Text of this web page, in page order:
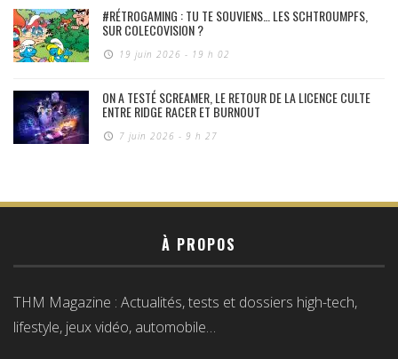
#RÉTROGAMING : TU TE SOUVIENS… LES SCHTROUMPFS,
SUR COLECOVISION ?
19 juin 2026 - 19 h 02
ON A TESTÉ SCREAMER, LE RETOUR DE LA LICENCE CULTE
ENTRE RIDGE RACER ET BURNOUT
7 juin 2026 - 9 h 27
À PROPOS
THM Magazine : Actualités, tests et dossiers high-tech,
lifestyle, jeux vidéo, automobile…